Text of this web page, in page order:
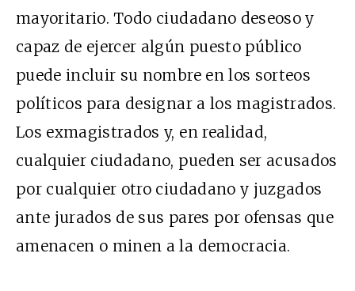
mayoritario. Todo ciudadano deseoso y
capaz de ejercer algún puesto público
puede incluir su nombre en los sorteos
políticos para designar a los magistrados.
Los exmagistrados y, en realidad,
cualquier ciudadano, pueden ser acusados
por cualquier otro ciudadano y juzgados
ante jurados de sus pares por ofensas que
amenacen o minen a la democracia.